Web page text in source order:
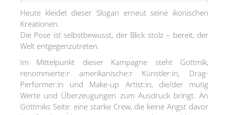
Heute kleidet dieser Slogan erneut seine ikonischen
Kreationen.
Die Pose ist selbstbewusst, der Blick stolz – bereit, der
Welt entgegenzutreten.
Im Mittelpunkt dieser Kampagne steht Gottmik,
renommierte:r amerikanische:r Künstler:in, Drag-
Performer:in und Make-up Artist:in, die/der mutig
Werte und Überzeugungen zum Ausdruck bringt. An
Gottmiks Seite: eine starke Crew, die keine Angst davor